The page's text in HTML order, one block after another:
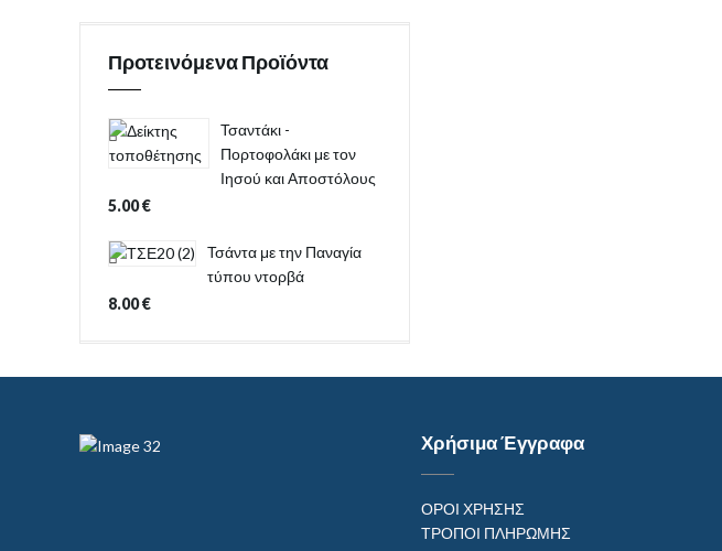
Προτεινόμενα Προϊόντα
Τσαντάκι -
Πορτοφολάκι με τον
Ιησού και Αποστόλους
5.00€
Τσάντα με την Παναγία
τύπου ντορβά
8.00€
Χρήσιμα Έγγραφα
ΟΡΟΙ ΧΡΗΣΗΣ
ΤΡΟΠΟΙ ΠΛΗΡΩΜΗΣ